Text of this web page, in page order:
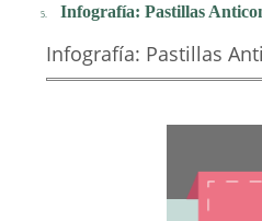
Infografía: Pastillas
Infografía: Pastillas